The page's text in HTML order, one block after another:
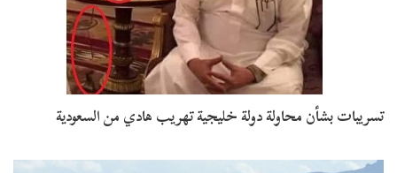
تسريبات بشأن محاولة دولة خليجية تهريب هادي من السعودية